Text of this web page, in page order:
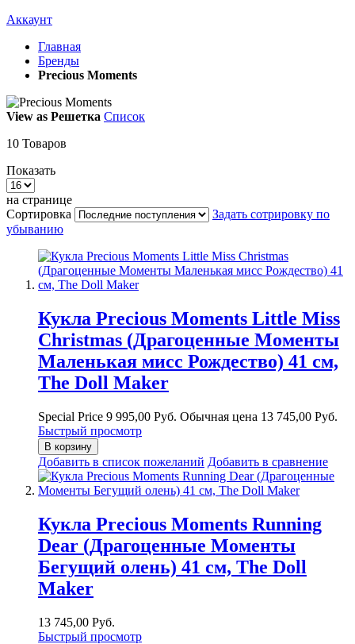
Аккаунт
Главная
Бренды
Precious Moments
View as Решетка Список
10 Товаров
Показать
на странице
Сортировка
Задать сотрировку по
убыванию
Кукла Precious Moments Little Miss
Christmas (Драгоценные Моменты
Маленькая мисс Рождество) 41 см,
The Doll Maker
Special Price 9 995,00 Руб. Обычная цена 13 745,00 Руб.
Быстрый просмотр
В корзину
Добавить в список пожеланий Добавить в сравнение
Кукла Precious Moments Running
Dear (Драгоценные Моменты
Бегущий олень) 41 см, The Doll
Maker
13 745,00 Руб.
Быстрый просмотр